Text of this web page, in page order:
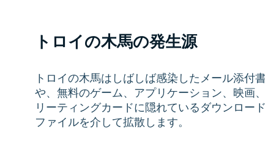
トロイの木馬の発生源
トロイの木馬はしばしば感染したメール添付
や、無料のゲーム、アプリケーション、映画
リーティングカードに隠れているダウンロード
ファイルを介して拡散します。